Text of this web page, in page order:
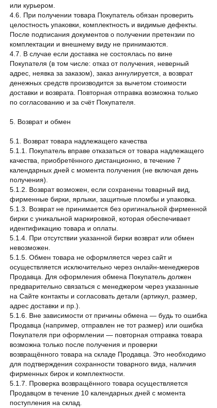
или курьером.
4.6. При получении товара Покупатель обязан проверить
целостность упаковки, комплектность и видимые дефекты.
После подписания документов о получении претензии по
комплектации и внешнему виду не принимаются.
4.7. В случае если доставка не состоялась по вине
Покупателя (в том числе: отказ от получения, неверный
адрес, неявка за заказом), заказ аннулируется, а возврат
денежных средств производится за вычетом стоимости
доставки и возврата. Повторная отправка возможна только
по согласованию и за счёт Покупателя.
5. Возврат и обмен
5.1. Возврат товара надлежащего качества
5.1.1. Покупатель вправе отказаться от товара надлежащего
качества, приобретённого дистанционно, в течение 7
календарных дней с момента получения (не включая день
получения).
5.1.2. Возврат возможен, если сохранены товарный вид,
фирменные бирки, ярлыки, защитные пломбы и упаковка.
5.1.3. Возврат не принимается без оригинальной фирменной
бирки с уникальной маркировкой, которая обеспечивает
идентификацию товара и оплаты.
5.1.4. При отсутствии указанной бирки возврат или обмен
невозможен.
5.1.5. Обмен товара не оформляется через сайт и
осуществляется исключительно через онлайн-менеджеров
Продавца. Для оформления обмена Покупатель должен
предварительно связаться с менеджером через указанные
на Сайте контакты и согласовать детали (артикул, размер,
адрес доставки и пр.).
5.1.6. Вне зависимости от причины обмена — будь то ошибка
Продавца (например, отправлен не тот размер) или ошибка
Покупателя при оформлении — повторная отправка товара
возможна только после получения и проверки
возвращённого товара на складе Продавца. Это необходимо
для подтверждения сохранности товарного вида, наличия
фирменных бирок и комплектности.
5.1.7. Проверка возвращённого товара осуществляется
Продавцом в течение 10 календарных дней с момента
поступления на склад.